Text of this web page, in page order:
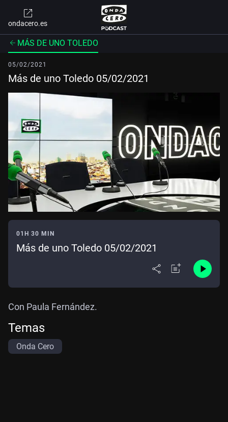
ondacero.es
MÁS DE UNO TOLEDO
05/02/2021
Más de uno Toledo 05/02/2021
01H 30 MIN
Más de uno Toledo 05/02/2021
Con Paula Fernández.
Temas
Onda Cero